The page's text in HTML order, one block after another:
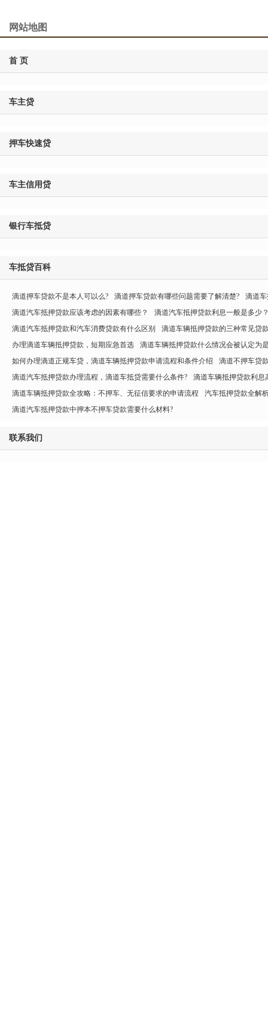
网站地图
首 页
车主贷
押车快速贷
车主信用贷
银行车抵贷
车抵贷百科
滴道押车贷款不是本人可以么? 滴道押车贷款有哪些问题需要了解清楚?
滴道
滴道汽车抵押贷款应该考虑的因素有哪些？
滴道汽车抵押贷款利息一般是多少
滴道汽车抵押贷款和汽车消费贷款有什么区别
滴道车辆抵押贷款的三种常见贷
办理滴道车辆抵押贷款，短期应急首选
滴道车辆抵押贷款什么情况会被认定为
如何办理滴道正规车贷，滴道车辆抵押贷款申请流程和条件介绍
滴道不押车贷
滴道汽车抵押贷款办理流程，滴道车抵贷需要什么条件?
滴道车辆抵押贷款利息
滴道车辆抵押贷款全攻略：不押车、无征信要求的申请流程
汽车抵押贷款全解
滴道汽车抵押贷款中押本不押车贷款需要什么材料?
联系我们